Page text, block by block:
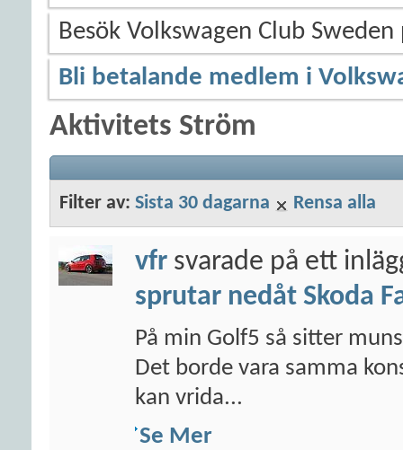
Besök Volkswagen Club
Bli betalande medlem i
Aktivitets Ström
Filter av: Sista 30 dagarna Rensa alla
vfr svarade på ett
sprutar nedåt Skoda
På min Golf5 så sitter
Det borde vara samma
kan vrida...
Se Mer